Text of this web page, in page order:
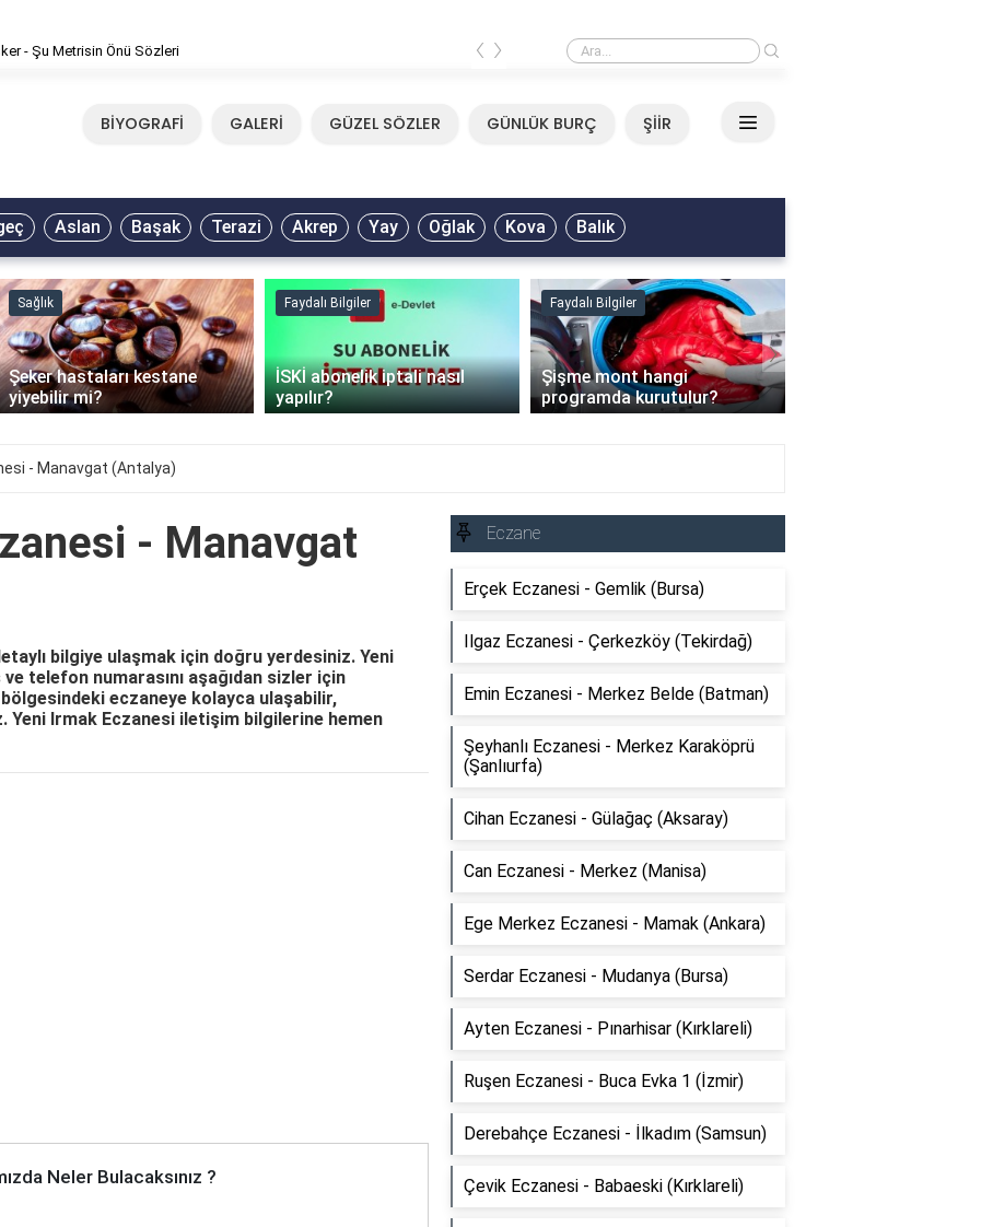
- Şu Metrisin Önü Sözleri Mirkelam - Tavla Sözleri
‹ ›
BİYOGRAFİ GALERİ GÜZEL SÖZLER GÜNLÜK BURÇ ŞİİR
Aslan Başak Terazi Akrep Yay Oğlak Kova Balık
Sağlık
Şeker hastaları kestane
yiyebilir mi?
Faydalı Bilgiler
İSKİ abonelik iptali nasıl
yapılır?
Faydalı Bilgiler
Şişme mont hangi
programda kurutulur?
›
- Manavgat (Antalya)
- Manavgat
bilgiye ulaşmak için doğru yerdesiniz. Yeni
telefon numarasını aşağıdan sizler için
eczaneye kolayca ulaşabilir,
Yeni Irmak Eczanesi iletişim bilgilerine hemen
Neler Bulacaksınız ?
Eczane
Erçek Eczanesi - Gemlik (Bursa)
Ilgaz Eczanesi - Çerkezköy (Tekirdağ)
Emin Eczanesi - Merkez Belde (Batman)
Şeyhanlı Eczanesi - Merkez Karaköprü
(Şanlıurfa)
Cihan Eczanesi - Gülağaç (Aksaray)
Can Eczanesi - Merkez (Manisa)
Ege Merkez Eczanesi - Mamak (Ankara)
Serdar Eczanesi - Mudanya (Bursa)
Ayten Eczanesi - Pınarhisar (Kırklareli)
Ruşen Eczanesi - Buca Evka 1 (İzmir)
Derebahçe Eczanesi - İlkadım (Samsun)
Çevik Eczanesi - Babaeski (Kırklareli)